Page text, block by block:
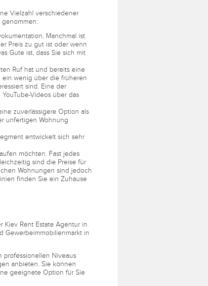
Vielzahl verschiedener
Manchmal ist
Preis zu gut ist oder wenn
Gute ist, dass Sie sich mit
Ruf hat und bereits eine
ein wenig über die früheren
sind. Eine der
Videos über das
zuverlässigere Option als
unfertigen Wohnung
entwickelt sich sehr
möchten. Fast jedes
sind die Preise für
Wohnungen sind jedoch
finden Sie ein Zuhause
Kiev Rent Estate Agentur in
Gewerbeimmobilienmarkt in
Niveaus
anbieten. Sie können
geeignete Option für Sie